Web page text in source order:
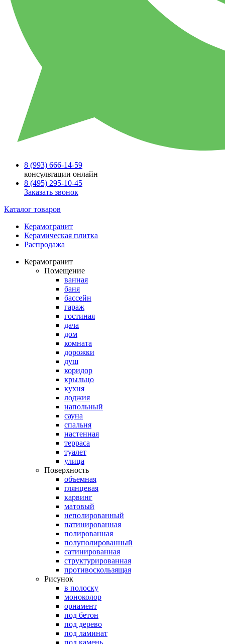
8 (993) 666-14-59
консультации онлайн
8 (495) 295-10-45
Заказать звонок
Каталог товаров
Керамогранит
Керамическая плитка
Распродажа
Керамогранит
Помещение
ванная
баня
бассейн
гараж
гостиная
дача
дом
комната
дорожки
душ
коридор
крыльцо
кухня
лоджия
напольный
сауна
спальня
настенная
терраса
туалет
улица
Поверхность
объемная
глянцевая
карвинг
матовый
неполированный
патинированная
полированная
полуполированный
сатинированная
структурированная
противоскользящая
Рисунок
в полоску
моноколор
орнамент
под бетон
под дерево
под ламинат
под камень